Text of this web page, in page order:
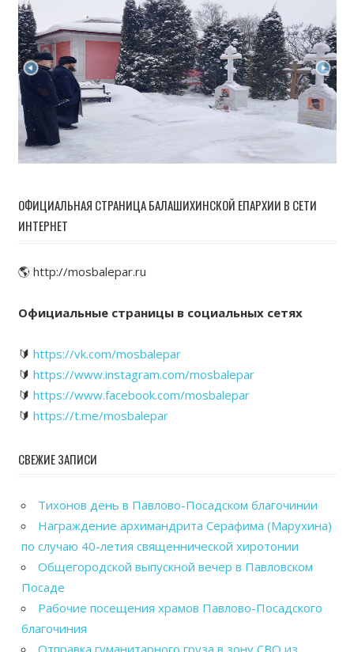
ОФИЦИАЛЬНАЯ СТРАНИЦА БАЛАШИХИНСКОЙ ЕПАРХИИ В СЕТИ
ИНТЕРНЕТ
🌎 http://mosbalepar.ru
Официальные страницы в социальных сетях
🔰 https://vk.com/mosbalepar
🔰 https://www.instagram.com/mosbalepar
🔰 https://www.facebook.com/mosbalepar
🔰 https://t.me/mosbalepar
СВЕЖИЕ ЗАПИСИ
Тихонов день в Павлово-Посадском благочинии
Награждение архимандрита Серафима (Марухина)
по случаю 40-летия священнической хиротонии
Общегородской выпускной вечер в Павловском
Посаде
Рабочие посещения храмов Павлово-Посадского
благочиния